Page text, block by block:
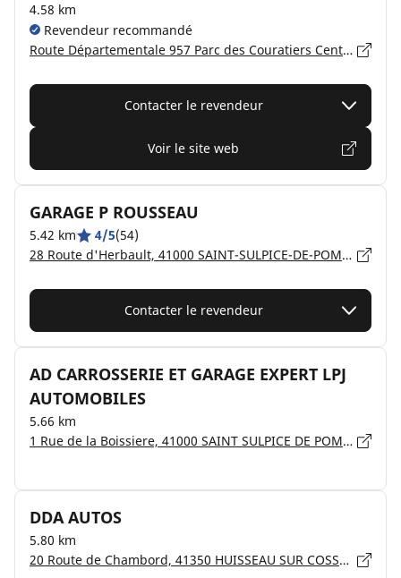
4.58 km
Revendeur recommandé
Route Départementale 957 Parc des Couratiers Centre Commercial Carrefour, 41000 VILLEBAROU
Contacter le revendeur
Voir le site web
GARAGE P ROUSSEAU
5.42 km 4/5(54)
28 Route d'Herbault, 41000 SAINT-SULPICE-DE-POMMERAY
Contacter le revendeur
AD CARROSSERIE ET GARAGE EXPERT LPJ
AUTOMOBILES
5.66 km
1 Rue de la Boissiere, 41000 SAINT SULPICE DE POMMERAY
DDA AUTOS
5.80 km
20 Route de Chambord, 41350 HUISSEAU SUR COSSON